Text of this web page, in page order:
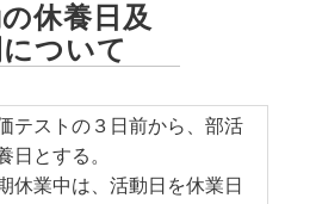
休養日及
ついて
テストの３日前から、部活
日とする。
休業中は、活動日を休業日